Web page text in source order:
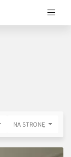
NA STRONĘ